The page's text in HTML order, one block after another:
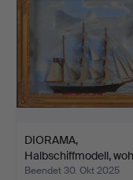
DIORAMA,
Halbschiffmodell,
1880er/90e…
Beendet 30. Okt 2025